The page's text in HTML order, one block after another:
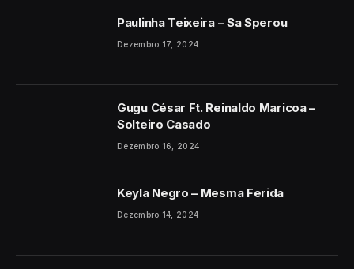
Paulinha Teixeira – Sa Sperou
Dezembro 17, 2024
Gugu César Ft. Reinaldo Maricoa –
Solteiro Casado
Dezembro 16, 2024
Keyla Negro – Mesma Ferida
Dezembro 14, 2024